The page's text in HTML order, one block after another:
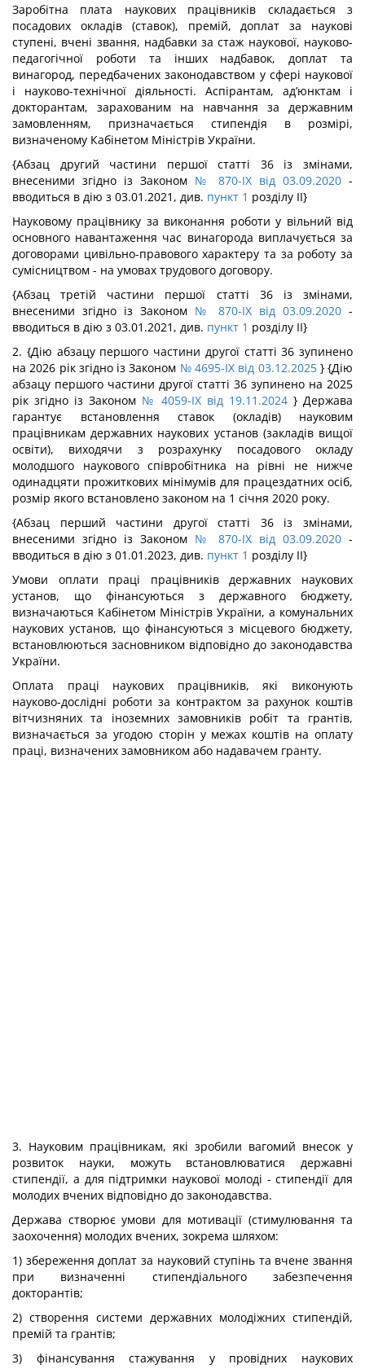
Заробітна плата наукових працівників складається з
посадових окладів (ставок), премій, доплат за наукові
ступені, вчені звання, надбавки за стаж наукової, науково-
педагогічної роботи та інших надбавок, доплат та
винагород, передбачених законодавством у сфері наукової
і науково-технічної діяльності. Аспірантам, ад’юнктам і
докторантам, зарахованим на навчання за державним
замовленням, призначається стипендія в розмірі,
визначеному Кабінетом Міністрів України.
{Абзац другий частини першої статті 36 із змінами,
внесеними згідно із Законом № 870-IX від 03.09.2020-
вводиться в дію з 03.01.2021, див. пункт 1 розділу II}
Науковому працівнику за виконання роботи у вільний від
основного навантаження час винагорода виплачується за
договорами цивільно-правового характеру та за роботу за
сумісництвом - на умовах трудового договору.
{Абзац третій частини першої статті 36 із змінами,
внесеними згідно із Законом № 870-IX від 03.09.2020-
вводиться в дію з 03.01.2021, див. пункт 1 розділу II}
2. {Дію абзацу першого частини другої статті 36 зупинено
на 2026 рік згідно із Законом № 4695-IX від 03.12.2025} {Дію
абзацу першого частини другої статті 36 зупинено на 2025
рік згідно із Законом № 4059-IX від 19.11.2024 } Держава
гарантує встановлення ставок (окладів) науковим
працівникам державних наукових установ (закладів вищої
освіти), виходячи з розрахунку посадового окладу
молодшого наукового співробітника на рівні не нижче
одинадцяти прожиткових мінімумів для працездатних осіб,
розмір якого встановлено законом на 1 січня 2020 року.
{Абзац перший частини другої статті 36 із змінами,
внесеними згідно із Законом № 870-IX від 03.09.2020-
вводиться в дію з 01.01.2023, див. пункт 1 розділу II}
Умови оплати праці працівників державних наукових
установ, що фінансуються з державного бюджету,
визначаються Кабінетом Міністрів України, а комунальних
наукових установ, що фінансуються з місцевого бюджету,
встановлюються засновником відповідно до законодавства
України.
Оплата праці наукових працівників, які виконують
науково-дослідні роботи за контрактом за рахунок коштів
вітчизняних та іноземних замовників робіт та грантів,
визначається за угодою сторін у межах коштів на оплату
праці, визначених замовником або надавачем гранту.
3. Науковим працівникам, які зробили вагомий внесок у
розвиток науки, можуть встановлюватися державні
стипендії, а для підтримки наукової молоді - стипендії для
молодих вчених відповідно до законодавства.
Держава створює умови для мотивації (стимулювання та
заохочення) молодих вчених, зокрема шляхом:
1) збереження доплат за науковий ступінь та вчене звання
при визначенні стипендіального забезпечення
докторантів;
2) створення системи державних молодіжних стипендій,
премій та грантів;
3) фінансування стажування у провідних наукових